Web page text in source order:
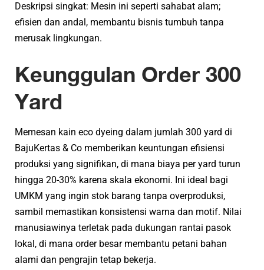
Deskripsi singkat: Mesin ini seperti sahabat alam;
efisien dan andal, membantu bisnis tumbuh tanpa
merusak lingkungan.
Keunggulan Order 300
Yard
Memesan kain eco dyeing dalam jumlah 300 yard di
BajuKertas & Co memberikan keuntungan efisiensi
produksi yang signifikan, di mana biaya per yard turun
hingga 20-30% karena skala ekonomi. Ini ideal bagi
UMKM yang ingin stok barang tanpa overproduksi,
sambil memastikan konsistensi warna dan motif. Nilai
manusiawinya terletak pada dukungan rantai pasok
lokal, di mana order besar membantu petani bahan
alami dan pengrajin tetap bekerja.